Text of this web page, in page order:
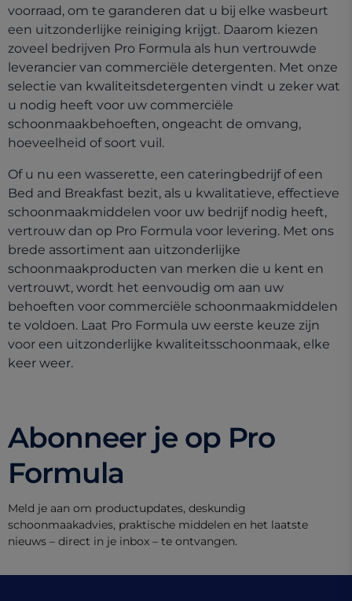
voorraad, om te garanderen dat u bij elke wasbeurt
een uitzonderlijke reiniging krijgt. Daarom kiezen
zoveel bedrijven Pro Formula als hun vertrouwde
leverancier van commerciële detergenten. Met onze
selectie van kwaliteitsdetergenten vindt u zeker wat
u nodig heeft voor uw commerciële
schoonmaakbehoeften, ongeacht de omvang,
hoeveelheid of soort vuil.
Of u nu een wasserette, een cateringbedrijf of een
Bed and Breakfast bezit, als u kwalitatieve, effectieve
schoonmaakmiddelen voor uw bedrijf nodig heeft,
vertrouw dan op Pro Formula voor levering. Met ons
brede assortiment aan uitzonderlijke
schoonmaakproducten van merken die u kent en
vertrouwt, wordt het eenvoudig om aan uw
behoeften voor commerciële schoonmaakmiddelen
te voldoen. Laat Pro Formula uw eerste keuze zijn
voor een uitzonderlijke kwaliteitsschoonmaak, elke
keer weer.
Abonneer je op Pro
Formula
Meld je aan om productupdates, deskundig
schoonmaakadvies, praktische middelen en het laatste
nieuws – direct in je inbox – te ontvangen.